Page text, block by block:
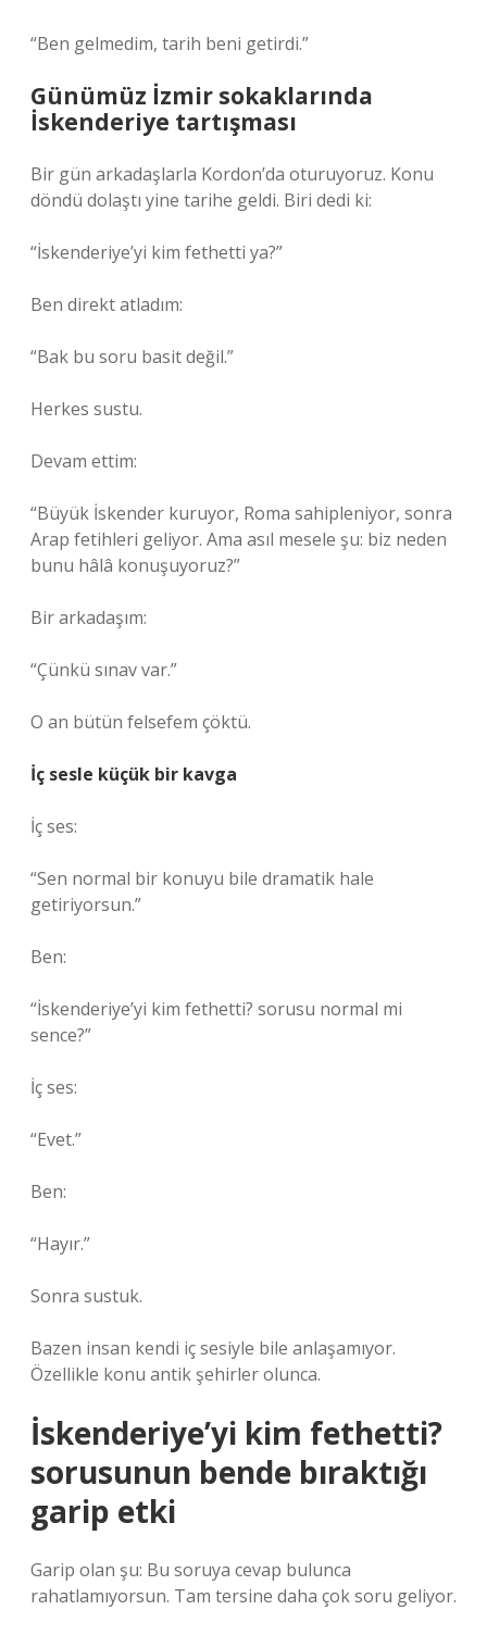
“Ben gelmedim, tarih beni getirdi.”
Günümüz İzmir sokaklarında
İskenderiye tartışması
Bir gün arkadaşlarla Kordon’da oturuyoruz. Konu
döndü dolaştı yine tarihe geldi. Biri dedi ki:
“İskenderiye’yi kim fethetti ya?”
Ben direkt atladım:
“Bak bu soru basit değil.”
Herkes sustu.
Devam ettim:
“Büyük İskender kuruyor, Roma sahipleniyor, sonra
Arap fetihleri geliyor. Ama asıl mesele şu: biz neden
bunu hâlâ konuşuyoruz?”
Bir arkadaşım:
“Çünkü sınav var.”
O an bütün felsefem çöktü.
İç sesle küçük bir kavga
İç ses:
“Sen normal bir konuyu bile dramatik hale
getiriyorsun.”
Ben:
“İskenderiye’yi kim fethetti? sorusu normal mi
sence?”
İç ses:
“Evet.”
Ben:
“Hayır.”
Sonra sustuk.
Bazen insan kendi iç sesiyle bile anlaşamıyor.
Özellikle konu antik şehirler olunca.
İskenderiye’yi kim fethetti?
sorusunun bende bıraktığı
garip etki
Garip olan şu: Bu soruya cevap bulunca
rahatlamıyorsun. Tam tersine daha çok soru geliyor.